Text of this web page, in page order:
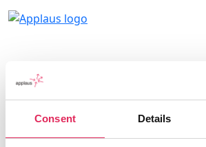
Consent Details
undervisning, der hjælper
med at udvikle deres
overensstemmelse med deres mission.